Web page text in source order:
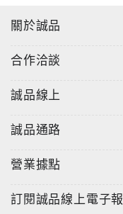
關於誠品
合作洽談
誠品線上
誠品通路
營業據點
訂閱誠品線上電子報